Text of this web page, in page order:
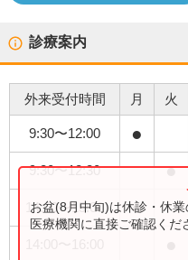
診療案内
外来受付時間 月 火
9:30〜12:00 ●
9:30〜12:30 ●
14:00〜15:00 ●
お盆(8月中旬)は休診・休
医療機関に直接ご確認くだ